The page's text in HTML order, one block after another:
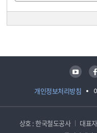
개인정보처리방침
유튜브 페이스북
상호 : 한국철도공사 대표